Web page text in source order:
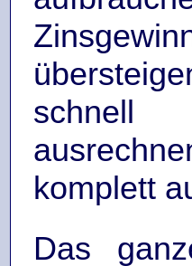
schnell
komplett
Das